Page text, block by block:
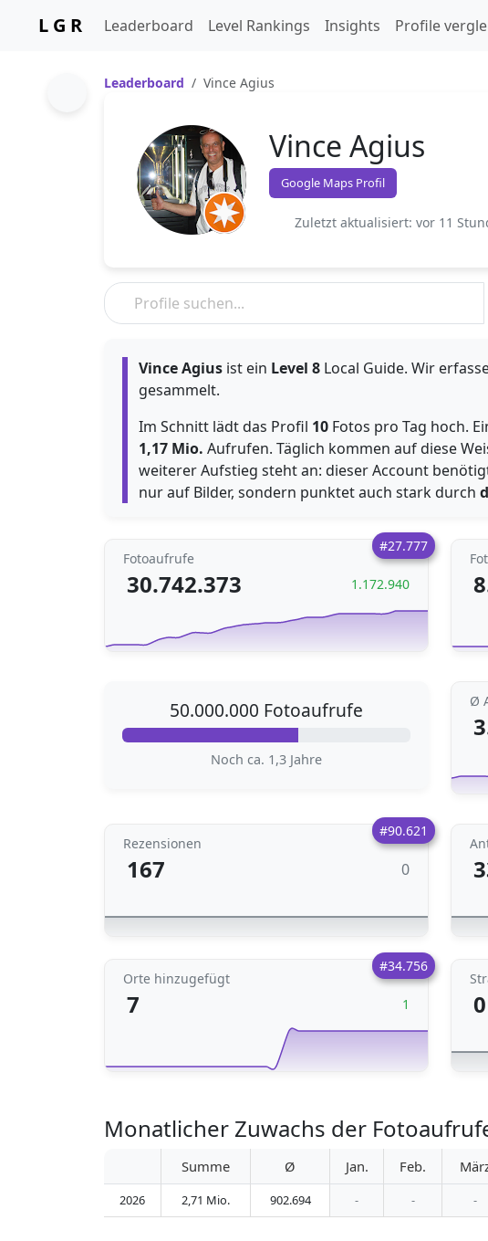
L G R Leaderboard Level Rankings Insights Profile
Leaderboard Vince Agius
Vince Agius
Google Maps Profil
Zuletzt aktualisiert: vor 11
Vince Agius ist ein Level 8 Local Guide. Wir
gesammelt.
Im Schnitt lädt das Profil 10 Fotos pro Tag hoch.
1,17 Mio. Aufrufen. Täglich kommen auf diese
weiterer Aufstieg steht an: dieser Account
nur auf Bilder, sondern punktet auch stark durch
#27.777
Fotoaufrufe
30.742.373 1.172.940
50.000.000 Fotoaufrufe
Noch ca. 1,3 Jahre
Ø
#90.621
Rezensionen
167 0
#34.756
Orte hinzugefügt
7 1 0
Monatlicher Zuwachs der
Summe Ø Jan. Feb.
2026 2,71 Mio. 902.694 - - -